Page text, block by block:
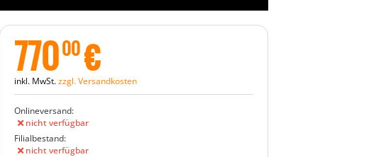
77000€
inkl. MwSt.zzgl. Versandkosten
Onlineversand:
nicht verfügbar
Filialbestand:
nicht verfügbar